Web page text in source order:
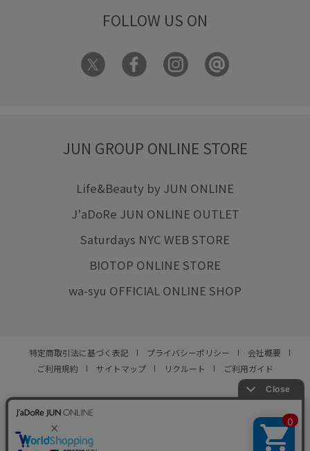
FOLLOW US ON
JUN GROUP ONLINE STORE
Life&Beauty by JUN ONLINE
J'aDoRe JUN ONLINE OUTLET
Saturdays NYC WEB STORE
BIOTOP ONLINE STORE
wa-syu OFFICIAL ONLINE SHOP
特定商取引法に基づく表記 プライバシーポリシー
会社概要
ご利用規約
サイトマップ リクルート ご利用ガイド
© JUN CO.,LTD. ALL RIGHTS RESERVED.